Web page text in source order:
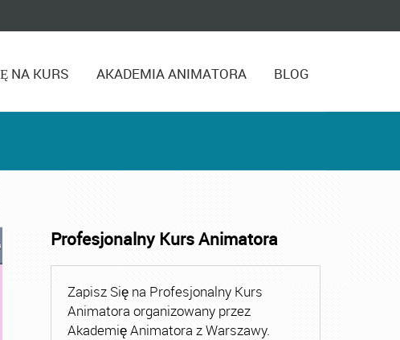
NA KURS AKADEMIA ANIMATORA BLOG
Kurs Animatora Czasu Wolnego Warszawa
Profesjonalny Kurs Animatora
Zapisz Się na Profesjonalny Kurs
Animatora organizowany przez
Akademię Animatora z Warszawy.